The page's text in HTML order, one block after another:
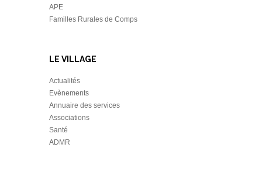
APE
Familles Rurales de Comps
LE VILLAGE
Actualités
Evènements
Annuaire des services
Associations
Santé
ADMR